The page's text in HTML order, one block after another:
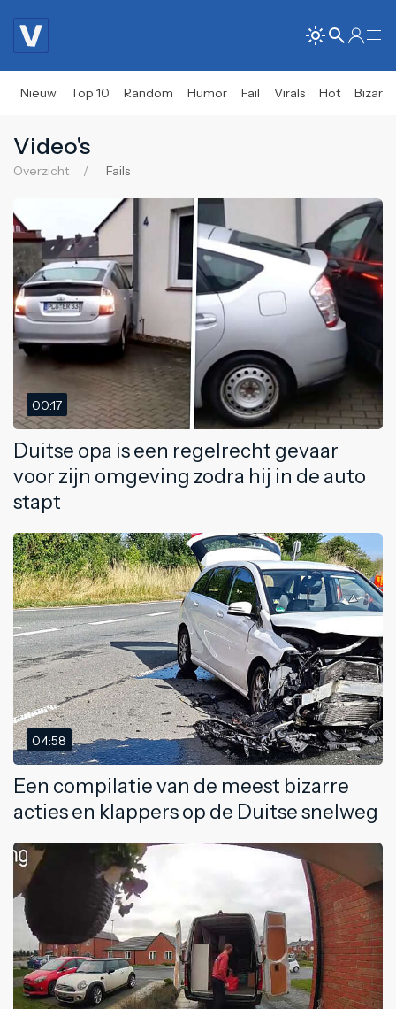
Nieuw Top 10 Random Humor Fail Virals Hot Bizar
Video's
Overzicht Fails
00:17
Duitse opa is een regelrecht gevaar
voor zijn omgeving zodra hij in de auto
stapt
04:58
Een compilatie van de meest bizarre
acties en klappers op de Duitse snelweg